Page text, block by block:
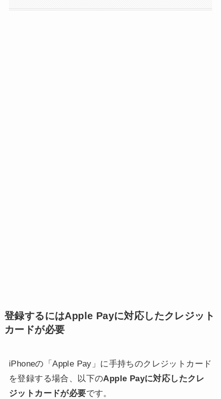
登録するにはApple Payに対応したクレジット
カードが必要
iPhoneの「Apple Pay」に手持ちのクレジットカード
を登録する場合、以下のApple Payに対応したクレ
ジットカードが必要です。